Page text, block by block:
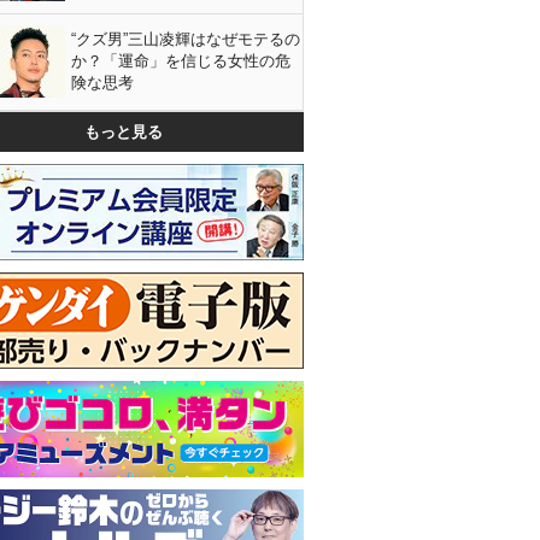
“クズ男”三山凌輝はなぜモテるの
か？「運命」を信じる女性の危
険な思考
もっと見る